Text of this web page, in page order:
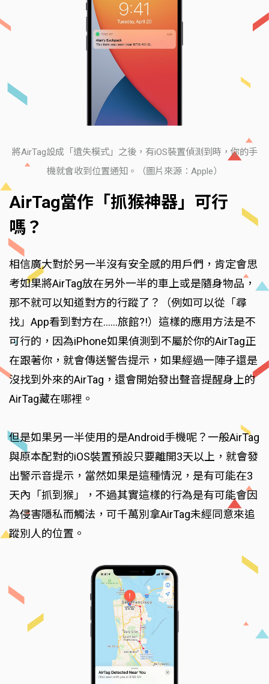
將AirTag設成「遺失模式」之後，有iOS裝置偵測到時，你的手
機就會收到位置通知。（圖片來源：Apple）
AirTag當作「抓猴神器」可行
嗎？
相信廣大對於另一半沒有安全感的用戶們，肯定會思
考如果將AirTag放在另外一半的車上或是隨身物品，
那不就可以知道對方的行蹤了？（例如可以從「尋
找」App看到對方在……旅館?!）這樣的應用方法是不
可行的，因為iPhone如果偵測到不屬於你的AirTag正
在跟著你，就會傳送警告提示，如果經過一陣子還是
沒找到外來的AirTag，還會開始發出聲音提醒身上的
AirTag藏在哪裡。
但是如果另一半使用的是Android手機呢？一般AirTag
與原本配對的iOS裝置預設只要離開3天以上，就會發
出警示音提示，當然如果是這種情況，是有可能在3
天內「抓到猴」，不過其實這樣的行為是有可能會因
為侵害隱私而觸法，可千萬別拿AirTag未經同意來追
蹤別人的位置。